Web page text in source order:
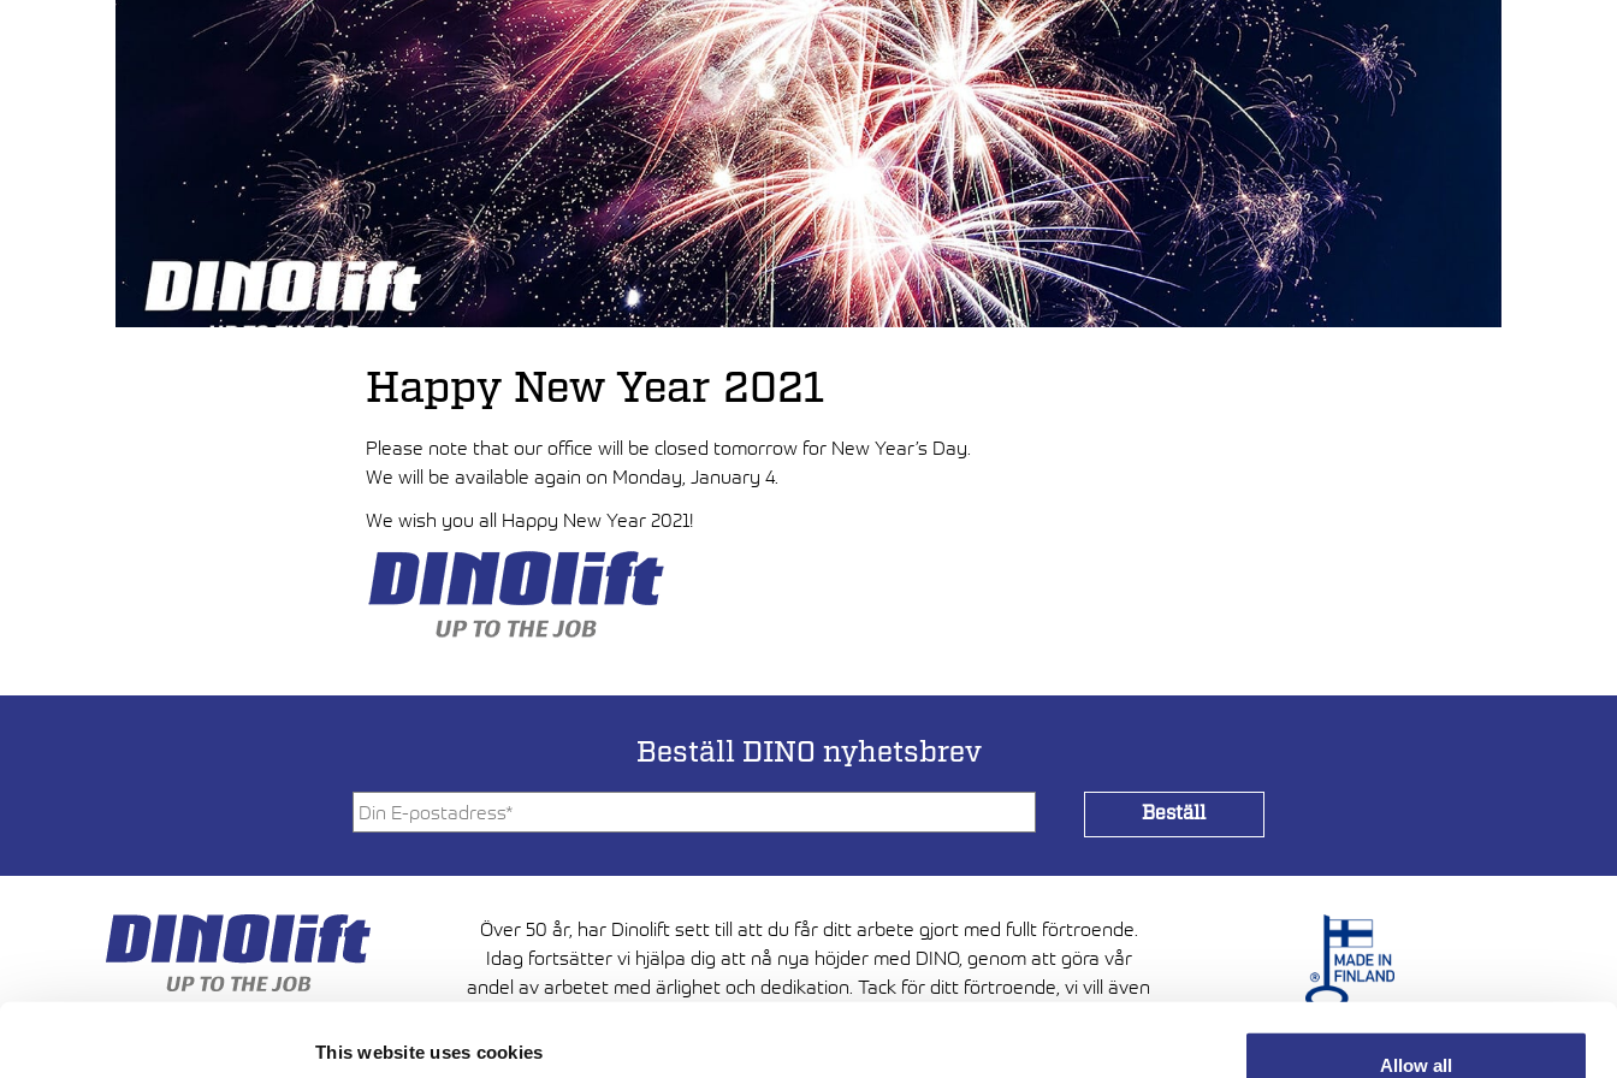
This website uses cookies
Allow all
Happy New Year 2021
Please note that our office will be closed tomorrow for New Year’s Day.
We will be available again on Monday, January 4.
We wish you all Happy New Year 2021!
Beställ DINO nyhetsbrev
Över 50 år, har Dinolift sett till att du får ditt arbete gjort med fullt förtroende.
Idag fortsätter vi hjälpa dig att nå nya höjder med DINO, genom att göra vår
andel av arbetet med ärlighet och dedikation. Tack för ditt förtroende, vi vill även